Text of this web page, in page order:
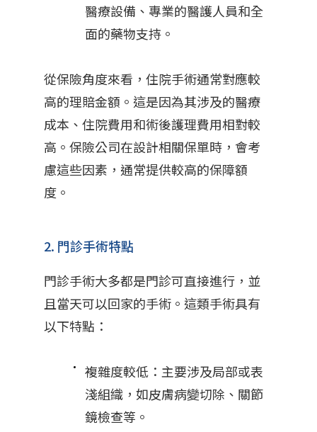
醫療設備、專業的醫護人員和全
面的藥物支持。
從保險角度來看，住院手術通常對應較
高的理賠金額。這是因為其涉及的醫療
成本、住院費用和術後護理費用相對較
高。保險公司在設計相關保單時，會考
慮這些因素，通常提供較高的保障額
度。
2. 門診手術特點
門診手術大多都是門診可直接進行，並
且當天可以回家的手術。這類手術具有
以下特點：
複雜度較低：主要涉及局部或表
淺組織，如皮膚病變切除、關節
鏡檢查等。